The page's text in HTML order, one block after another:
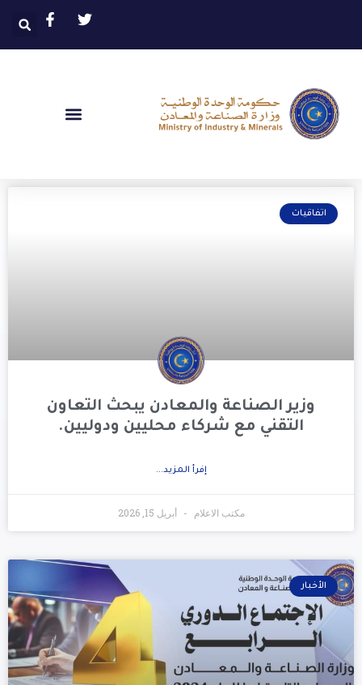
اتفاقيات
وزير الصناعة والمعادن يبحث التعاون
التقني مع شركاء محليين ودوليين.
إفرأ المزيد...
مكتب الاعلام أبريل 15, 2026
الأخبار